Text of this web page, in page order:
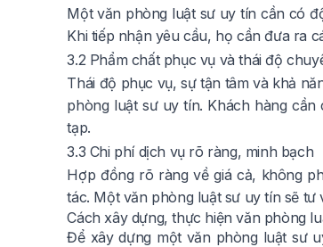
Một văn phòng luật sư uy tín cần có
Khi tiếp nhận yêu cầu, họ cần đưa ra
3.2 Phẩm chất phục vụ và thái độ
Thái độ phục vụ, sự tận tâm và khả
phòng luật sư uy tín. Khách hàng
tạp.
3.3 Chi phí dịch vụ rõ ràng, minh bạch
Hợp đồng rõ ràng về giá cả, không
tác. Một văn phòng luật sư uy tín sẽ
Cách xây dựng, thực hiện văn phòng
Để xây dựng một văn phòng luật sư